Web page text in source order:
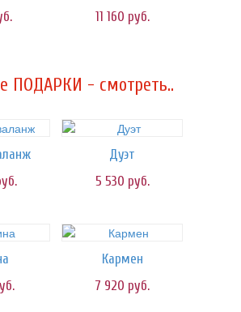
11 160 руб.
ПОДАРКИ - смотреть..
Дуэт
5 530 руб.
Кармен
7 920 руб.